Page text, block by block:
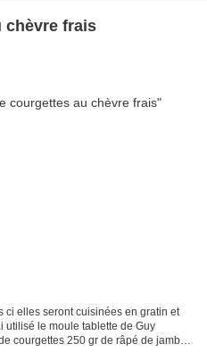
chèvre frais
ci elles seront cuisinées en gratin et
utilisé le moule tablette de Guy
courgettes 250 gr de râpé de jambon